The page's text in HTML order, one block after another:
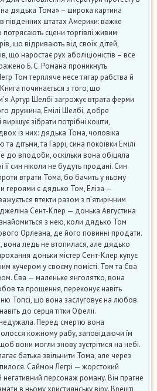
дядька Тома» – широка картина
південних штатах Америки: важке
сцени торгівлі живим
що відривають від своїх дітей,
що наростає рух аболіціоністів – все
Б. С. Романа проникнуть
Том терпляче несе тягар рабства й
починається з того, що
Артур Шелбі загрожує втрата ферми
дружина, Емілі Шелбі, добре
зібрати потрібні кошти,
із них: дядька Тома, чоловіка
дітьми, та Гаррі, сина покоївки Емілі
до вподоби, оскільки вона обіцяла
її син ніколи не будуть продані. Син
втрати Тома, бо бачить у ньому
героями є дядько Том, Еліза —
втекти разом з п’ятирічним
Сент-Клер — донька Августина
з нею, коли дядько Том
Орлеана, де його повинні продати.
вона ледь не втопилася, але дядько
доньки містер Сент-Клер купує
кучером у своєму помісті. Том та Єва
Єва — маленьке янголятко, вона
та прощення, переконує навіть
Топсі, що вона заслуговує на любов.
до серця тітки Офелії.
Перед смертю вона
кожному рабу, заповідаючи їм
вони могли знову зустрітися на небі.
батька звільнити Тома, але через
Саймон Легрі — жорстокий
персонаж роману. Він прагне